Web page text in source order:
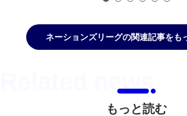
ネーションズリーグの関連記事をも
もっと読む